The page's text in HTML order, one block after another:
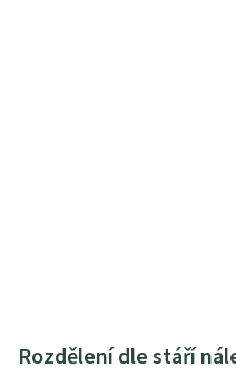
Rozdělení dle stáří